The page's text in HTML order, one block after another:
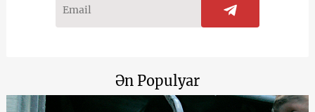
Ən Populyar